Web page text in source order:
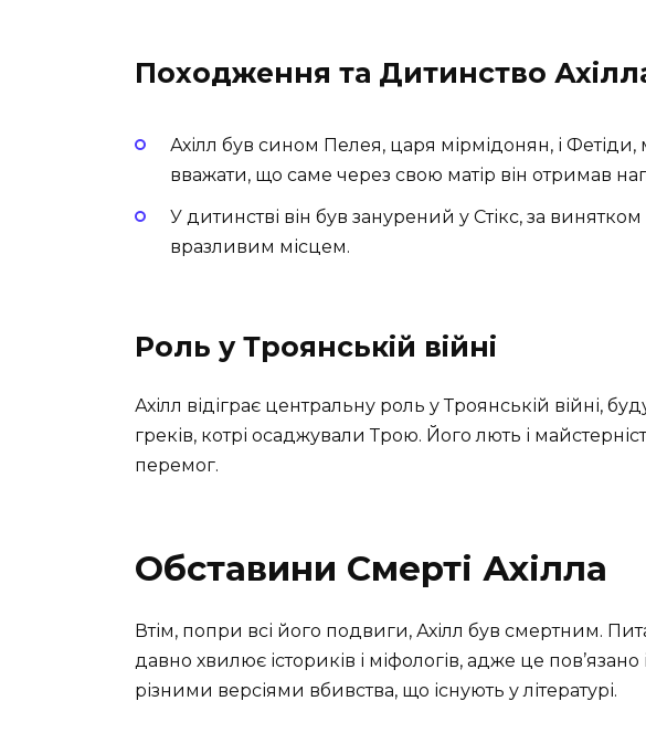
Походження та Дитинство
Ахілл був сином Пелея, царя мірмідонян, і
вважати, що саме через свою матір він отримав
У дитинстві він був занурений у Стікс, за
вразливим місцем.
Роль у Троянській війні
Ахілл відіграє центральну роль у Троянській війні,
греків, котрі осаджували Трою. Його лють і
перемог.
Обставини Смерті Ахілла
Втім, попри всі його подвиги, Ахілл був смертним.
давно хвилює істориків і міфологів, адже це
різними версіями вбивства, що існують у літературі.